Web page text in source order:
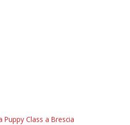
Puppy Class a Brescia